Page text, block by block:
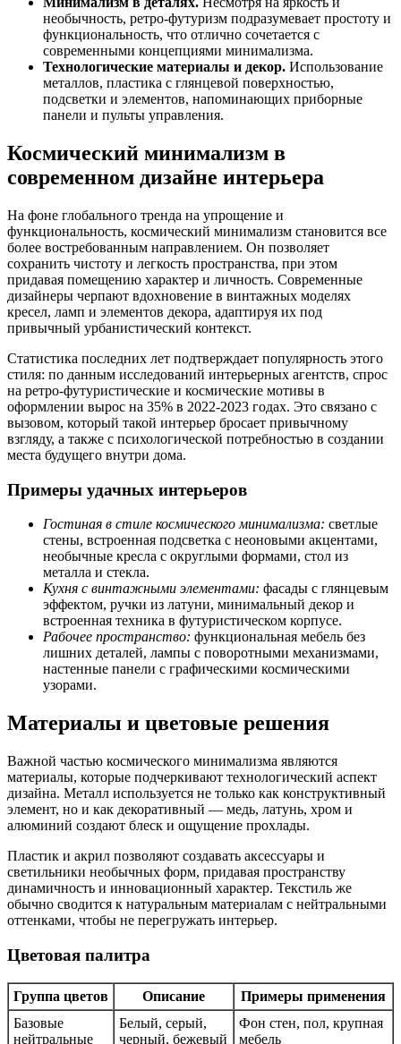
необычность, ретро-футуризм подразумевает простоту и
функциональность, что отлично сочетается с
современными концепциями минимализма.
Технологические материалы и декор. Использование
металлов, пластика с глянцевой поверхностью,
подсветки и элементов, напоминающих приборные
панели и пульты управления.
Космический минимализм в
современном дизайне интерьера
На фоне глобального тренда на упрощение и
функциональность, космический минимализм становится все
более востребованным направлением. Он позволяет
сохранить чистоту и легкость пространства, при этом
придавая помещению характер и личность. Современные
дизайнеры черпают вдохновение в винтажных моделях
кресел, ламп и элементов декора, адаптируя их под
привычный урбанистический контекст.
Статистика последних лет подтверждает популярность этого
стиля: по данным исследований интерьерных агентств, спрос
на ретро-футуристические и космические мотивы в
оформлении вырос на 35% в 2022-2023 годах. Это связано с
вызовом, который такой интерьер бросает привычному
взгляду, а также с психологической потребностью в создании
места будущего внутри дома.
Примеры удачных интерьеров
Гостиная в стиле космического минимализма: светлые
стены, встроенная подсветка с неоновыми акцентами,
необычные кресла с округлыми формами, стол из
металла и стекла.
Кухня с винтажными элементами: фасады с глянцевым
эффектом, ручки из латуни, минимальный декор и
встроенная техника в футуристическом корпусе.
Рабочее пространство: функциональная мебель без
лишних деталей, лампы с поворотными механизмами,
настенные панели с графическими космическими
узорами.
Материалы и цветовые решения
Важной частью космического минимализма являются
материалы, которые подчеркивают технологический аспект
дизайна. Металл используется не только как конструктивный
элемент, но и как декоративный — медь, латунь, хром и
алюминий создают блеск и ощущение прохлады.
Пластик и акрил позволяют создавать аксессуары и
светильники необычных форм, придавая пространству
динамичность и инновационный характер. Текстиль же
обычно сводится к натуральным материалам с нейтральными
оттенками, чтобы не перегружать интерьер.
Цветовая палитра
Группа цветов Описание
Примеры применения
Базовые
нейтральные
Белый, серый,
черный, бежевый
Фон стен, пол, крупная
мебель